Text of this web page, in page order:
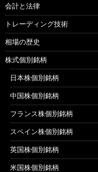
会計と法律
トレーディング技術
相場の歴史
株式個別銘柄
日本株個別銘柄
中国株個別銘柄
フランス株個別銘柄
スペイン株個別銘柄
英国株個別銘柄
米国株個別銘柄